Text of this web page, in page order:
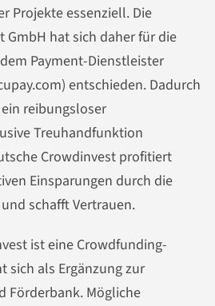
Projekte essenziell. Die
GmbH hat sich daher für die
Payment-Dienstleister
entschieden. Dadurch
reibungsloser
Treuhandfunktion
Crowdinvest profitiert
Einsparungen durch die
schafft Vertrauen.
ist eine Crowdfunding-
sich als Ergänzung zur
Förderbank. Mögliche